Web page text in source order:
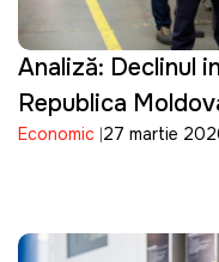
Analiză: Declinul
Republica
potențialul
Economic 27 martie